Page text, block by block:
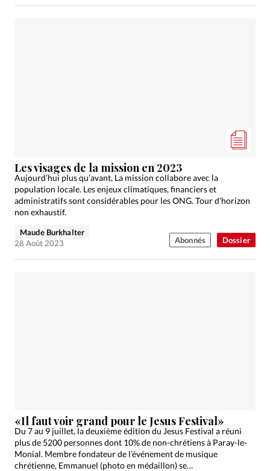
Dossier
Les visages de la mission en 2023
Aujourd’hui plus qu’avant, La mission collabore avec la
population locale. Les enjeux climatiques, financiers et
administratifs sont considérables pour les ONG. Tour d’horizon
non exhaustif.
Maude Burkhalter
28 Août 2023
Abonnés
«Il faut voir grand pour le Jesus Festival»
Du 7 au 9 juillet, la deuxième édition du Jesus Festival a réuni
plus de 5200 personnes dont 10% de non-chrétiens à Paray-le-
Monial. Membre fondateur de l’événement de musique
chrétienne, Emmanuel (photo en médaillon) se…